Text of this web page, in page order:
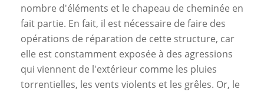
nombre d'éléments et le chapeau de cheminée en
fait partie. En fait, il est nécessaire de faire des
opérations de réparation de cette structure, car
elle est constamment exposée à des agressions
qui viennent de l'extérieur comme les pluies
torrentielles, les vents violents et les grêles. Or, le